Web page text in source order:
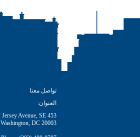
تواصل معنا
العنوان:
453 New Jersey Avenue, SE
Washington, DC 20003